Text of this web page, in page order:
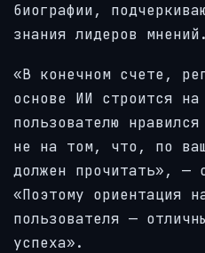
биографии,
знания лидеров мнений.
«В конечном счете,
основе ИИ строится
пользователю
не на том, что, по
должен прочитать», —
«Поэтому ориентация
пользователя —
успеха».